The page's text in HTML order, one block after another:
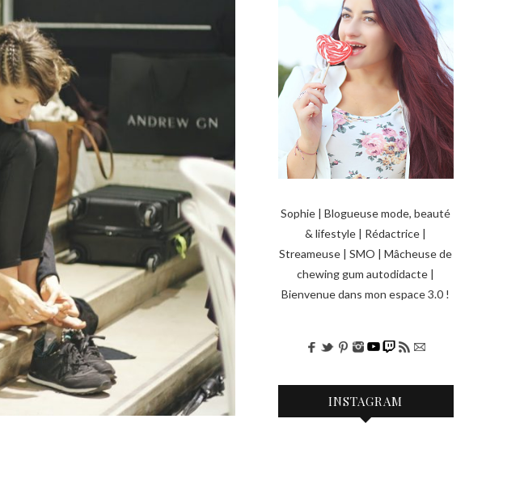
Sophie | Blogueuse mode, beauté
& lifestyle | Rédactrice |
Streameuse | SMO | Mâcheuse de
chewing gum autodidacte |
Bienvenue dans mon espace 3.0 !
INSTAGRAM